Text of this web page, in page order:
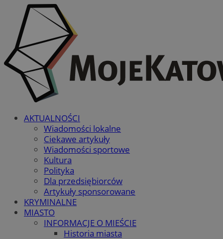
AKTUALNOŚCI
Wiadomości lokalne
Ciekawe artykuły
Wiadomości sportowe
Kultura
Polityka
Dla przedsiębiorców
Artykuły sponsorowane
KRYMINALNE
MIASTO
INFORMACJE O MIEŚCIE
Historia miasta